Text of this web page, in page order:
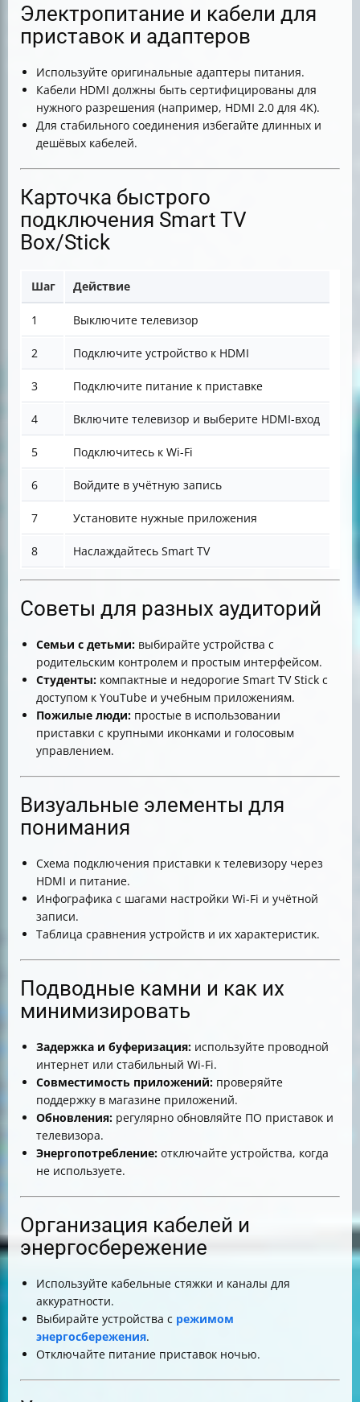
Электропитание и кабели для
приставок и адаптеров
Используйте оригинальные адаптеры питания.
Кабели HDMI должны быть сертифицированы для
нужного разрешения (например, HDMI 2.0 для 4K).
Для стабильного соединения избегайте длинных и
дешёвых кабелей.
Карточка быстрого
подключения Smart TV
Box/Stick
Шаг Действие
1 Выключите телевизор
2 Подключите устройство к HDMI
3 Подключите питание к приставке
4 Включите телевизор и выберите HDMI-вход
5 Подключитесь к Wi-Fi
6 Войдите в учётную запись
7 Установите нужные приложения
8 Наслаждайтесь Smart TV
Советы для разных аудиторий
Семьи с детьми: выбирайте устройства с
родительским контролем и простым интерфейсом.
Студенты: компактные и недорогие Smart TV Stick с
доступом к YouTube и учебным приложениям.
Пожилые люди: простые в использовании
приставки с крупными иконками и голосовым
управлением.
Визуальные элементы для
понимания
Схема подключения приставки к телевизору через
HDMI и питание.
Инфографика с шагами настройки Wi-Fi и учётной
записи.
Таблица сравнения устройств и их характеристик.
Подводные камни и как их
минимизировать
Задержка и буферизация: используйте проводной
интернет или стабильный Wi-Fi.
Совместимость приложений: проверяйте
поддержку в магазине приложений.
Обновления: регулярно обновляйте ПО приставок и
телевизора.
Энергопотребление: отключайте устройства, когда
не используете.
Организация кабелей и
энергосбережение
Используйте кабельные стяжки и каналы для
аккуратности.
Выбирайте устройства с режимом
энергосбережения.
Отключайте питание приставок ночью.